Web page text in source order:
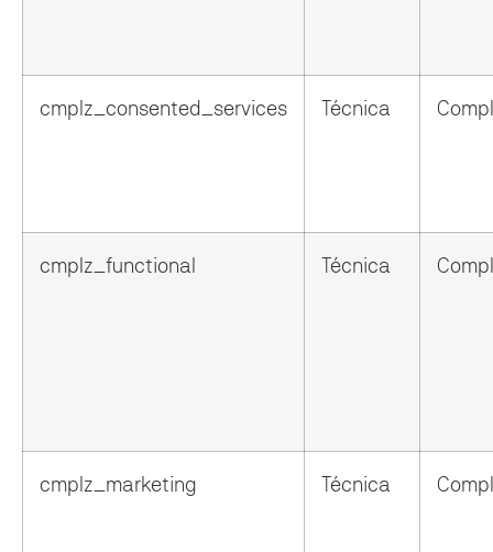
cmplz_consented_services Técnica
cmplz_functional Técnica
cmplz_marketing Técnica